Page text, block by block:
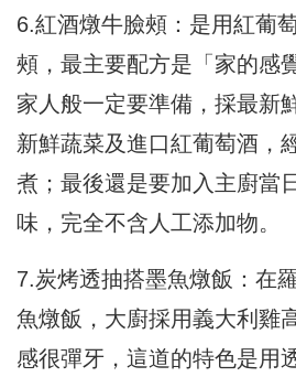
6.紅酒燉牛臉頰：是用紅葡
頰，最主要配方是「家的感
家人般一定要準備，採最新
新鮮蔬菜及進口紅葡萄酒，
煮；最後還是要加入主廚當
味，完全不含人工添加物。
7.炭烤透抽搭墨魚燉飯：在
魚燉飯，大廚採用義大利雞
感很彈牙，這道的特色是用